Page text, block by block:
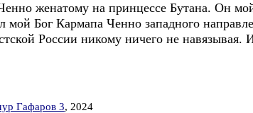
женатому на принцессе Бутана. Он
мой Бог Кармапа Ченно западного
России никому ничего не навязывая.
Гафаров 3, 2024